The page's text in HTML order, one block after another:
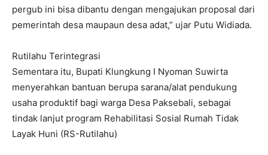
pergub ini bisa dibantu dengan mengajukan proposal dari
pemerintah desa maupaun desa adat,” ujar Putu Widiada.
Rutilahu Terintegrasi
Sementara itu, Bupati Klungkung I Nyoman Suwirta
menyerahkan bantuan berupa sarana/alat pendukung
usaha produktif bagi warga Desa Paksebali, sebagai
tindak lanjut program Rehabilitasi Sosial Rumah Tidak
Layak Huni (RS-Rutilahu)